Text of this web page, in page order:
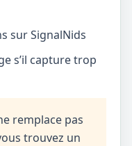
sur SignalNids
s’il capture trop
remplace pas
trouvez un